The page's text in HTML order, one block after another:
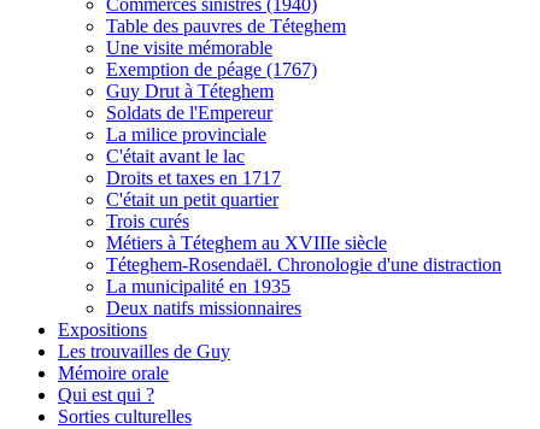
Commerces sinistrés (1940)
Table des pauvres de Téteghem
Une visite mémorable
Exemption de péage (1767)
Guy Drut à Téteghem
Soldats de l'Empereur
La milice provinciale
C'était avant le lac
Droits et taxes en 1717
C'était un petit quartier
Trois curés
Métiers à Téteghem au XVIIIe siècle
Téteghem-Rosendaël. Chronologie d'une distraction
La municipalité en 1935
Deux natifs missionnaires
Expositions
Les trouvailles de Guy
Mémoire orale
Qui est qui ?
Sorties culturelles